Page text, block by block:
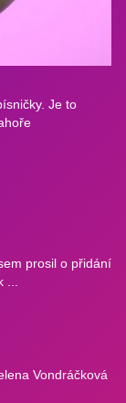
Je to
prosil o přidání
...
Vondráčková